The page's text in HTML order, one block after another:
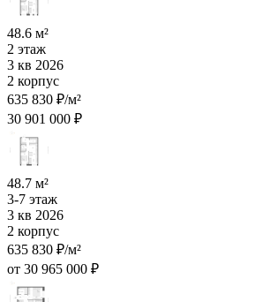
48.6 м²
2 этаж
3 кв 2026
2 корпус
635 830 ₽/м²
30 901 000 ₽
48.7 м²
3-7 этаж
3 кв 2026
2 корпус
635 830 ₽/м²
от 30 965 000 ₽